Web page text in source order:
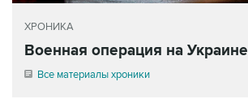
ХРОНИКА
Военная операция на Украине
Все материалы хроники